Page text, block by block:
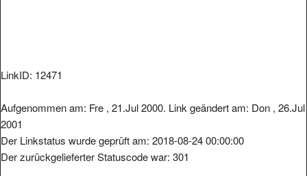
LinkID: 12471
Aufgenommen am: Fre , 21.Jul 2000. Link geändert am: Don , 26.Jul
2001
Der Linkstatus wurde geprüft am: 2018-08-24 00:00:00
Der zurückgelieferter Statuscode war: 301